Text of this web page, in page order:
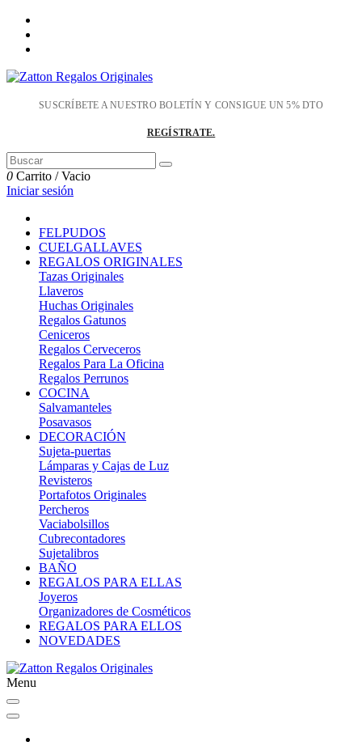
SUSCRÍBETE A NUESTRO BOLETÍN Y CONSIGUE UN 5% DTO
REGÍSTRATE.
0 Carrito /Vacio
Iniciar sesión
FELPUDOS
CUELGALLAVES
REGALOS ORIGINALES
Tazas Originales
Llaveros
Huchas Originales
Regalos Gatunos
Ceniceros
Regalos Cerveceros
Regalos Para La Oficina
Regalos Perrunos
COCINA
Salvamanteles
Posavasos
DECORACIÓN
Sujeta-puertas
Lámparas y Cajas de Luz
Revisteros
Portafotos Originales
Percheros
Vaciabolsillos
Cubrecontadores
Sujetalibros
BAÑO
REGALOS PARA ELLAS
Joyeros
Organizadores de Cosméticos
REGALOS PARA ELLOS
NOVEDADES
Menu